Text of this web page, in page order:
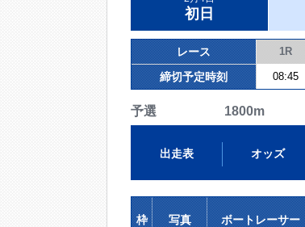
初日
レース 1R
締切予定時刻 08:45
予選 1800m
出走表 オッズ
枠 写真 ボートレーサー